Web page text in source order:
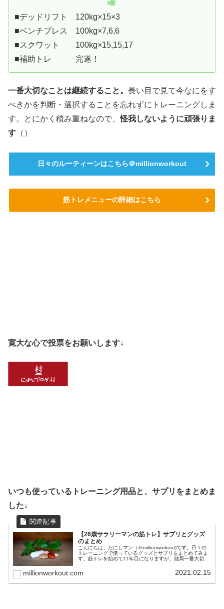
■デッドリフト 120kg×15×3
■ベンチプレス 100kg×7,6,6
■スクワット 100kg×15,15,17
■補助トレ 完遂！
一番大切なことは継続すること。 長い目で見て今なにをす
べきかを判断・選択することを忘れずにトレーニングしま
す。とにかく積み重ねなので、怪我しないように頑張りま
す （）
日々のルーティーンはこちら＠millionworkout
筋トレメニューの詳細はこちら
寛大な心で投票をお願いします↓
いつも使っているトレーニング用品と、サプリをまとめま
した↓
【26歳サラリーマンの筋トレ】サプリとグッズ
のまとめ
こんにちは、たにしマン（＠millionworkout)です。日々の
トレーニングで使っているグッズとサプリをまとめてみま
す。筋トレを始めて11年目になりますが、結局一番大切な
millionworkout.com 2021.02.15